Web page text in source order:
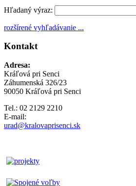
Hľadaný výraz:
rozšírené vyhľadávanie ...
Kontakt
Adresa:
Kráľová pri Senci
Záhumenská 326/23
90050 Kráľová pri Senci
Tel.: 02 2129 2210
E-mail:
urad@kralovaprisenci.sk